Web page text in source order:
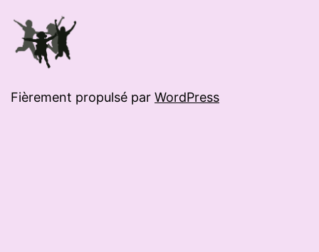
Fièrement propulsé par WordPress